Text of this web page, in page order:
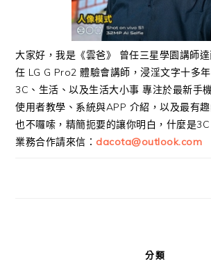
大家好，我是《雲爸》 曾任三星學園講師
任 LG G Pro2 體驗會講師，浸淫文字十多
3C、生活、以及生活大小事 專注於最新手
使用者教學、系統與APP 介紹，以及最有
也不囉嗦，精簡扼要的讓你明白，什麼是3C
業務合作請來信： dacota@outlook.com
分類